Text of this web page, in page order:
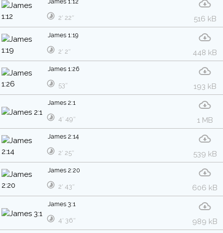
516 kB
2′ 22″
James 1:19
448 kB
2′ 2″
James 1:26
193 kB
53″
James 2:1
1 MB
4′ 49″
James 2:14
539 kB
2′ 25″
James 2:20
606 kB
2′ 43″
James 3:1
989 kB
4′ 36″